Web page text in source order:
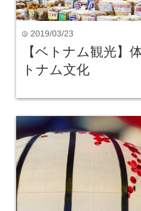
time 2019/03/23
【ベトナム観光】
トナム文化